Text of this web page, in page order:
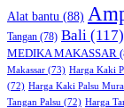
Alat bantu (88)
Tangan (78) Bali (117)
MEDIKA MAKASSAR
Makassar (73) Harga Kaki
(72) Harga Kaki Palsu
Tangan Palsu (72) Harga